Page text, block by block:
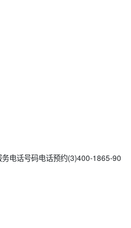
电话号码电话预约(3)400-1865-90